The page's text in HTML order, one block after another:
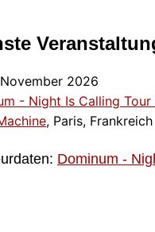
2026
- Night Is Calling
, Paris, Frankreich
Dominum -